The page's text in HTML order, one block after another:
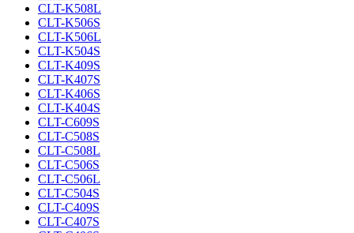
CLT-K508L
CLT-K506S
CLT-K506L
CLT-K504S
CLT-K409S
CLT-K407S
CLT-K406S
CLT-K404S
CLT-C609S
CLT-C508S
CLT-C508L
CLT-C506S
CLT-C506L
CLT-C504S
CLT-C409S
CLT-C407S